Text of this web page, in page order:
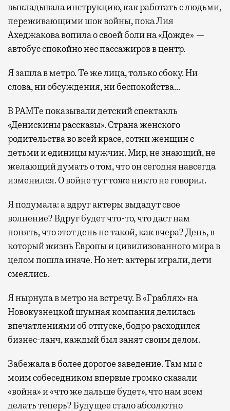
выкладывала инструкцию, как работать с людьми,
переживающими шок войны, пока Лия
Ахеджакова вопила о своей боли на «Дожде» —
автобус спокойно нес пассажиров в центр.
Я зашла в метро. Те же лица, только сбоку. Ни
слова, ни обсуждения, ни беспокойства…
В РАМТе показывали детский спектакль
«Денискины рассказы». Страна женского
родительства во всей красе, сотни женщин с
детьми и единицы мужчин. Мир, не знающий, не
желающий думать о том, что он сегодня навсегда
изменился. О войне тут тоже никто не говорил.
Я подумала: а вдруг актеры выдадут свое
волнение? Вдруг будет что-то, что даст нам
понять, что этот день не такой, как вчера? День, в
который жизнь Европы и цивилизованного мира в
целом пошла иначе. Но нет: актеры играли, дети
смеялись.
Я нырнула в метро на встречу. В «Граблях» на
Новокузнецкой шумная компания делилась
впечатлениями об отпуске, бодро расходился
бизнес-ланч, каждый был занят своим делом.
Забежала в более дорогое заведение. Там мы с
моим собеседником впервые громко сказали
«война» и «что же дальше будет», что нам всем
делать теперь? Будущее стало абсолютно